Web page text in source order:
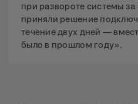
при развороте системы
приняли решение
течение двух дней —
было в прошлом году».